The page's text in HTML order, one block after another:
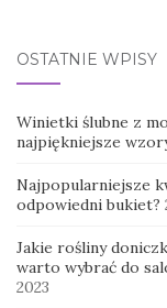
OSTATNIE WPISY
Winietki ślubne z
najpiękniejsze
Najpopularniejsze
odpowiedni bukiet?
Jakie rośliny
warto wybrać do
2023